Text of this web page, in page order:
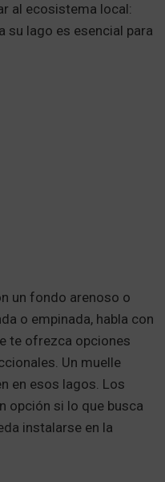
al ecosistema local:
su lago es esencial para
un fondo arenoso o
o empinada, habla con
te ofrezca opciones
Un muelle
en esos lagos. Los
opción si lo que busca
instalarse en la